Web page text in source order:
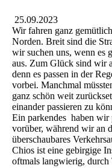
25.09.2023
Wir fahren ganz
Norden. Breit sind die
wir suchen uns, wenn es
aus. Zum Glück sind wir
denn es passen in der
vorbei. Manchmal
ganz schön weit
einander passieren zu
Ein parkendes haben wir
vorüber, während wir an
überschaubares
Chios ist eine gebirgige
oftmals langwierig,